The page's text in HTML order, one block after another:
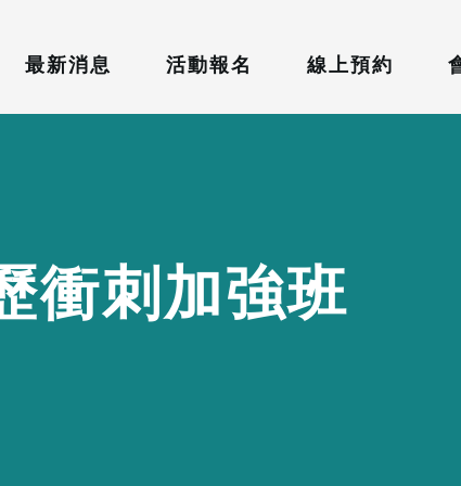
最新消息 活動報名 線上預約
衝刺 加強班